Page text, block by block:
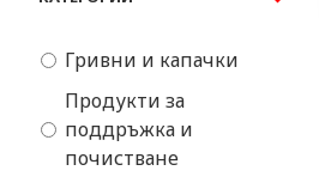
Гривни и капачки
Продукти за
поддръжка и
почистване